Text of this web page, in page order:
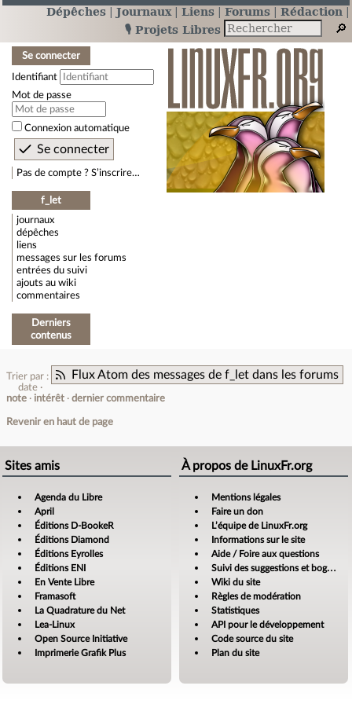
Dépêches Journaux Liens Forums
Rédaction
🎙️ Projets Libres
Se connecter
Identifiant
Mot de passe
Connexion automatique
Pas de compte ? S’inscrire…
f_let
journaux
dépêches
liens
messages sur les forums
entrées du suivi
ajouts au wiki
commentaires
Derniers
contenus
Flux Atom des messages de f_let dans les forums
Trier par :
date
note
intérêt dernier commentaire
Revenir en haut de page
Sites amis
Agenda du Libre
April
Éditions D-BookeR
Éditions Diamond
Éditions Eyrolles
Éditions ENI
En Vente Libre
Framasoft
La Quadrature du Net
Lea-Linux
Open Source Initiative
Imprimerie Grafik Plus
À propos de LinuxFr.org
Mentions légales
Faire un don
L’équipe de LinuxFr.org
Informations sur le site
Aide / Foire aux questions
Suivi des suggestions et bogues
Wiki du site
Règles de modération
Statistiques
API pour le développement
Code source du site
Plan du site